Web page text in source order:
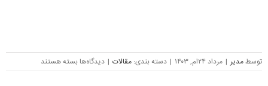
توسطمدیر | مرداد ۲۴ام, ۱۴۰۳ | دسته بندی:مقالات | دیدگاه‌هابرای
ریموت
بسته هستند